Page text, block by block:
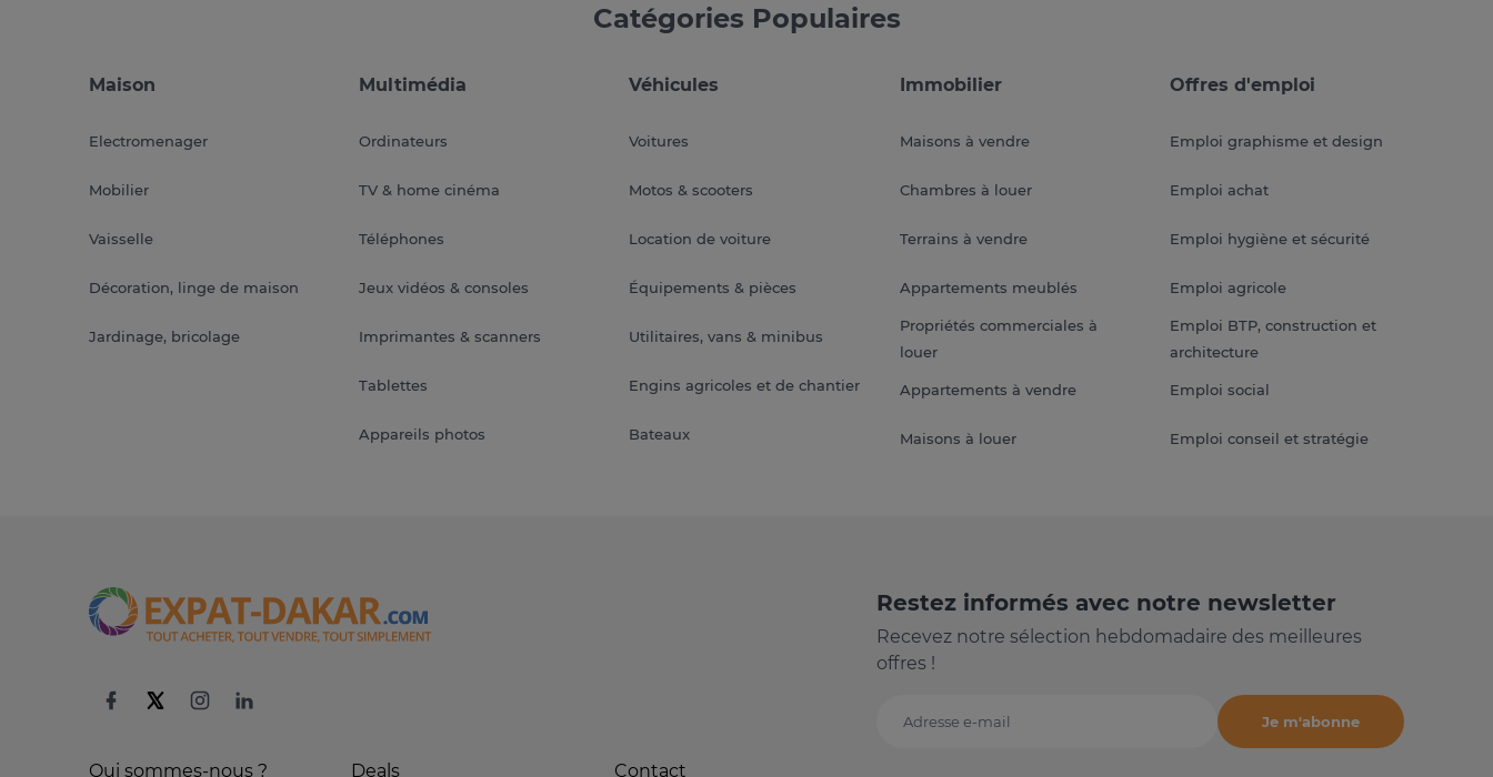
Catégories Populaires
Maison
Electromenager
Mobilier
Vaisselle
Décoration, linge de maison
Jardinage, bricolage
Multimédia
Ordinateurs
TV & home cinéma
Téléphones
Jeux vidéos & consoles
Imprimantes & scanners
Tablettes
Appareils photos
Véhicules
Voitures
Motos & scooters
Location de voiture
Équipements & pièces
Utilitaires, vans & minibus
Engins agricoles et de chantier
Bateaux
Immobilier
Maisons à vendre
Chambres à louer
Terrains à vendre
Appartements meublés
Propriétés commerciales à
louer
Appartements à vendre
Maisons à louer
Offres d'emploi
Emploi graphisme et design
Emploi achat
Emploi hygiène et sécurité
Emploi agricole
Emploi BTP, construction et
architecture
Emploi social
Emploi conseil et stratégie
Qui sommes-nous ? Deals Contact
Restez informés avec notre newsletter
Recevez notre sélection hebdomadaire des meilleures
offres !
Adresse e-mail
Je m'abonne